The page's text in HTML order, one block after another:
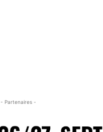
- Partenaires -